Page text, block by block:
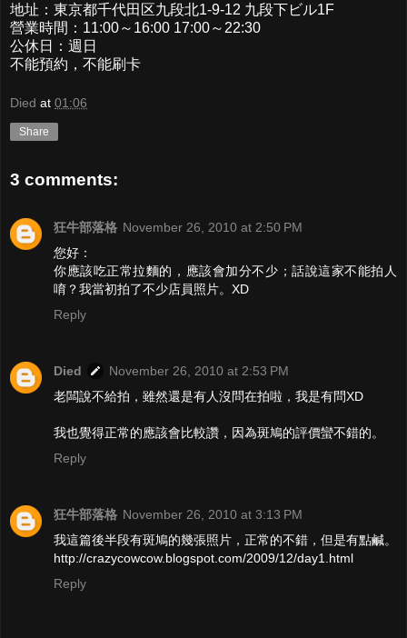
地址：東京都千代田区九段北1-9-12 九段下ビル1F
營業時間：11:00～16:00 17:00～22:30
公休日：週日
不能預約，不能刷卡
Died at 01:06
Share
3 comments:
狂牛部落格 November 26, 2010 at 2:50 PM
您好：
你應該吃正常拉麵的，應該會加分不少；話說這家不能拍人
唷？我當初拍了不少店員照片。XD
Reply
Died
November 26, 2010 at 2:53 PM
老闆說不給拍，雖然還是有人沒問在拍啦，我是有問XD
我也覺得正常的應該會比較讚，因為斑鳩的評價蠻不錯的。
Reply
狂牛部落格 November 26, 2010 at 3:13 PM
我這篇後半段有斑鳩的幾張照片，正常的不錯，但是有點鹹。
http://crazycowcow.blogspot.com/2009/12/day1.html
Reply